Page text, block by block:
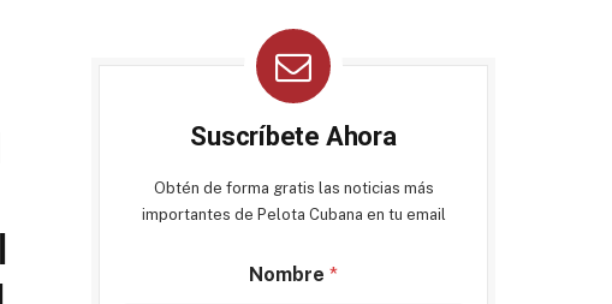
Suscríbete Ahora
Obtén de forma gratis las noticias más
importantes de Pelota Cubana en tu email
Nombre *